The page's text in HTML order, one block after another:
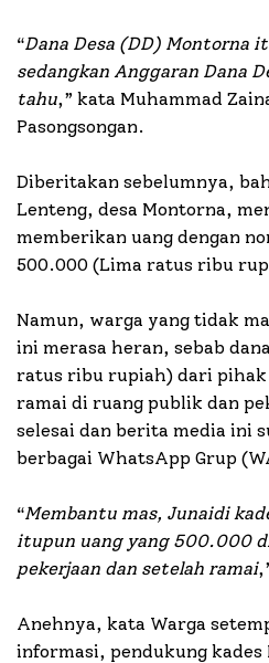
“Dana Desa (DD) Montorna
sedangkan Anggaran Dana
tahu,” kata Muhammad
Pasongsongan.
Diberitakan sebelumnya,
Lenteng, desa Montorna,
memberikan uang dengan
500.000 (Lima ratus ribu
Namun, warga yang tidak
ini merasa heran, sebab
ratus ribu rupiah) dari pihak
ramai di ruang publik dan
selesai dan berita media ini
berbagai WhatsApp Grup
“Membantu mas, Junaidi
itupun uang yang 500.000
pekerjaan dan setelah ramai
Anehnya, kata Warga
informasi, pendukung